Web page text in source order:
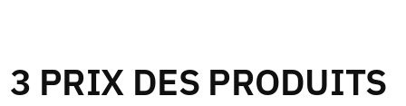
3 PRIX DES PRODUITS